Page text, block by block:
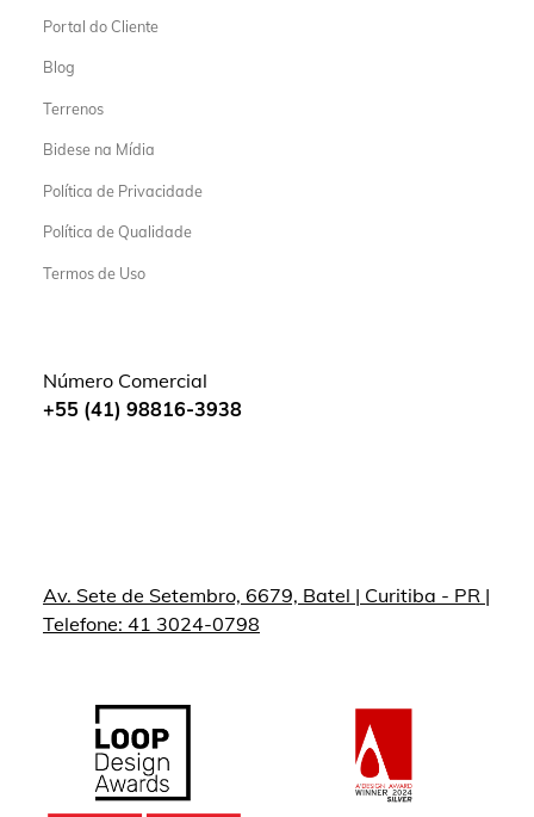
Número Comercial
+55 (41) 98816-3938
Av. Sete de Setembro, 6679, Batel | Curitiba - PR |
Telefone: 41 3024-0798
Portal do Cliente
Blog
Terrenos
Bidese na Mídia
Política de Privacidade
Política de Qualidade
Termos de Uso